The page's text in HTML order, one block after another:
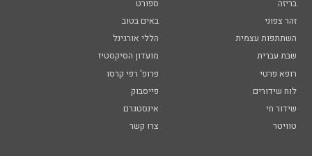
בריזה
ספורט
זהר צפוני
באים בטוב
השתתפות עצמית
הללי אורגינל
שבת עברית
מועדון הסיקסטיז
רופא פרטי
פרופ' רפי קרסו
לוח שידורים
פייסבוק
שידור חי
אינסטגרם
טוויטר
צרו קשר